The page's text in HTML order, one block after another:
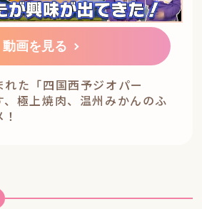
動画を見る
た「四国西予ジオパー
極上焼肉、温州みかんのふ